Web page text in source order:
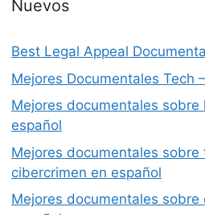
Nuevos
Best Legal Appeal
Mejores Documentales Tech
Mejores documentales sobre
español
Mejores documentales sobre
cibercrimen en español
Mejores documentales sobre